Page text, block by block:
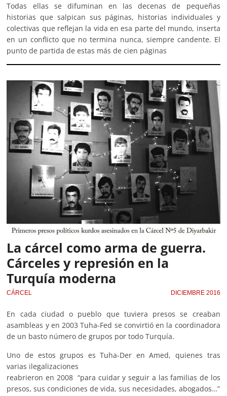
Todas ellas se difuminan en las decenas de pequeñas
historias que salpican sus páginas, historias individuales y
colectivas que reflejan la vida en esa parte del mundo, inserta
en un conflicto que no termina nunca, siempre candente. El
punto de partida de estas más de cien páginas
La cárcel como arma de guerra.
Cárceles y represión en la
Turquía moderna
CÁRCEL DICIEMBRE 2016
En cada ciudad o pueblo que tuviera presos se creaban
asambleas y en 2003 Tuha-Fed se convirtió en la coordinadora
de un basto número de grupos por todo Turquía.
Uno de estos grupos es Tuha-Der en Amed, quienes tras
varias ilegalizaciones
reabrieron en 2008 “para cuidar y seguir a las familias de los
presos, sus condiciones de vida, sus necesidades, abogados…”